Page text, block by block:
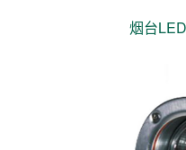
烟台